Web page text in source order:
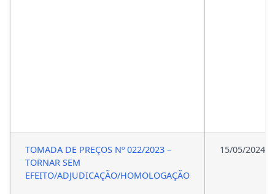
TOMADA DE PREÇOS Nº 022/2023 –
TORNAR SEM
EFEITO/ADJUDICAÇÃO/HOMOLOGAÇÃO
15/05/2024